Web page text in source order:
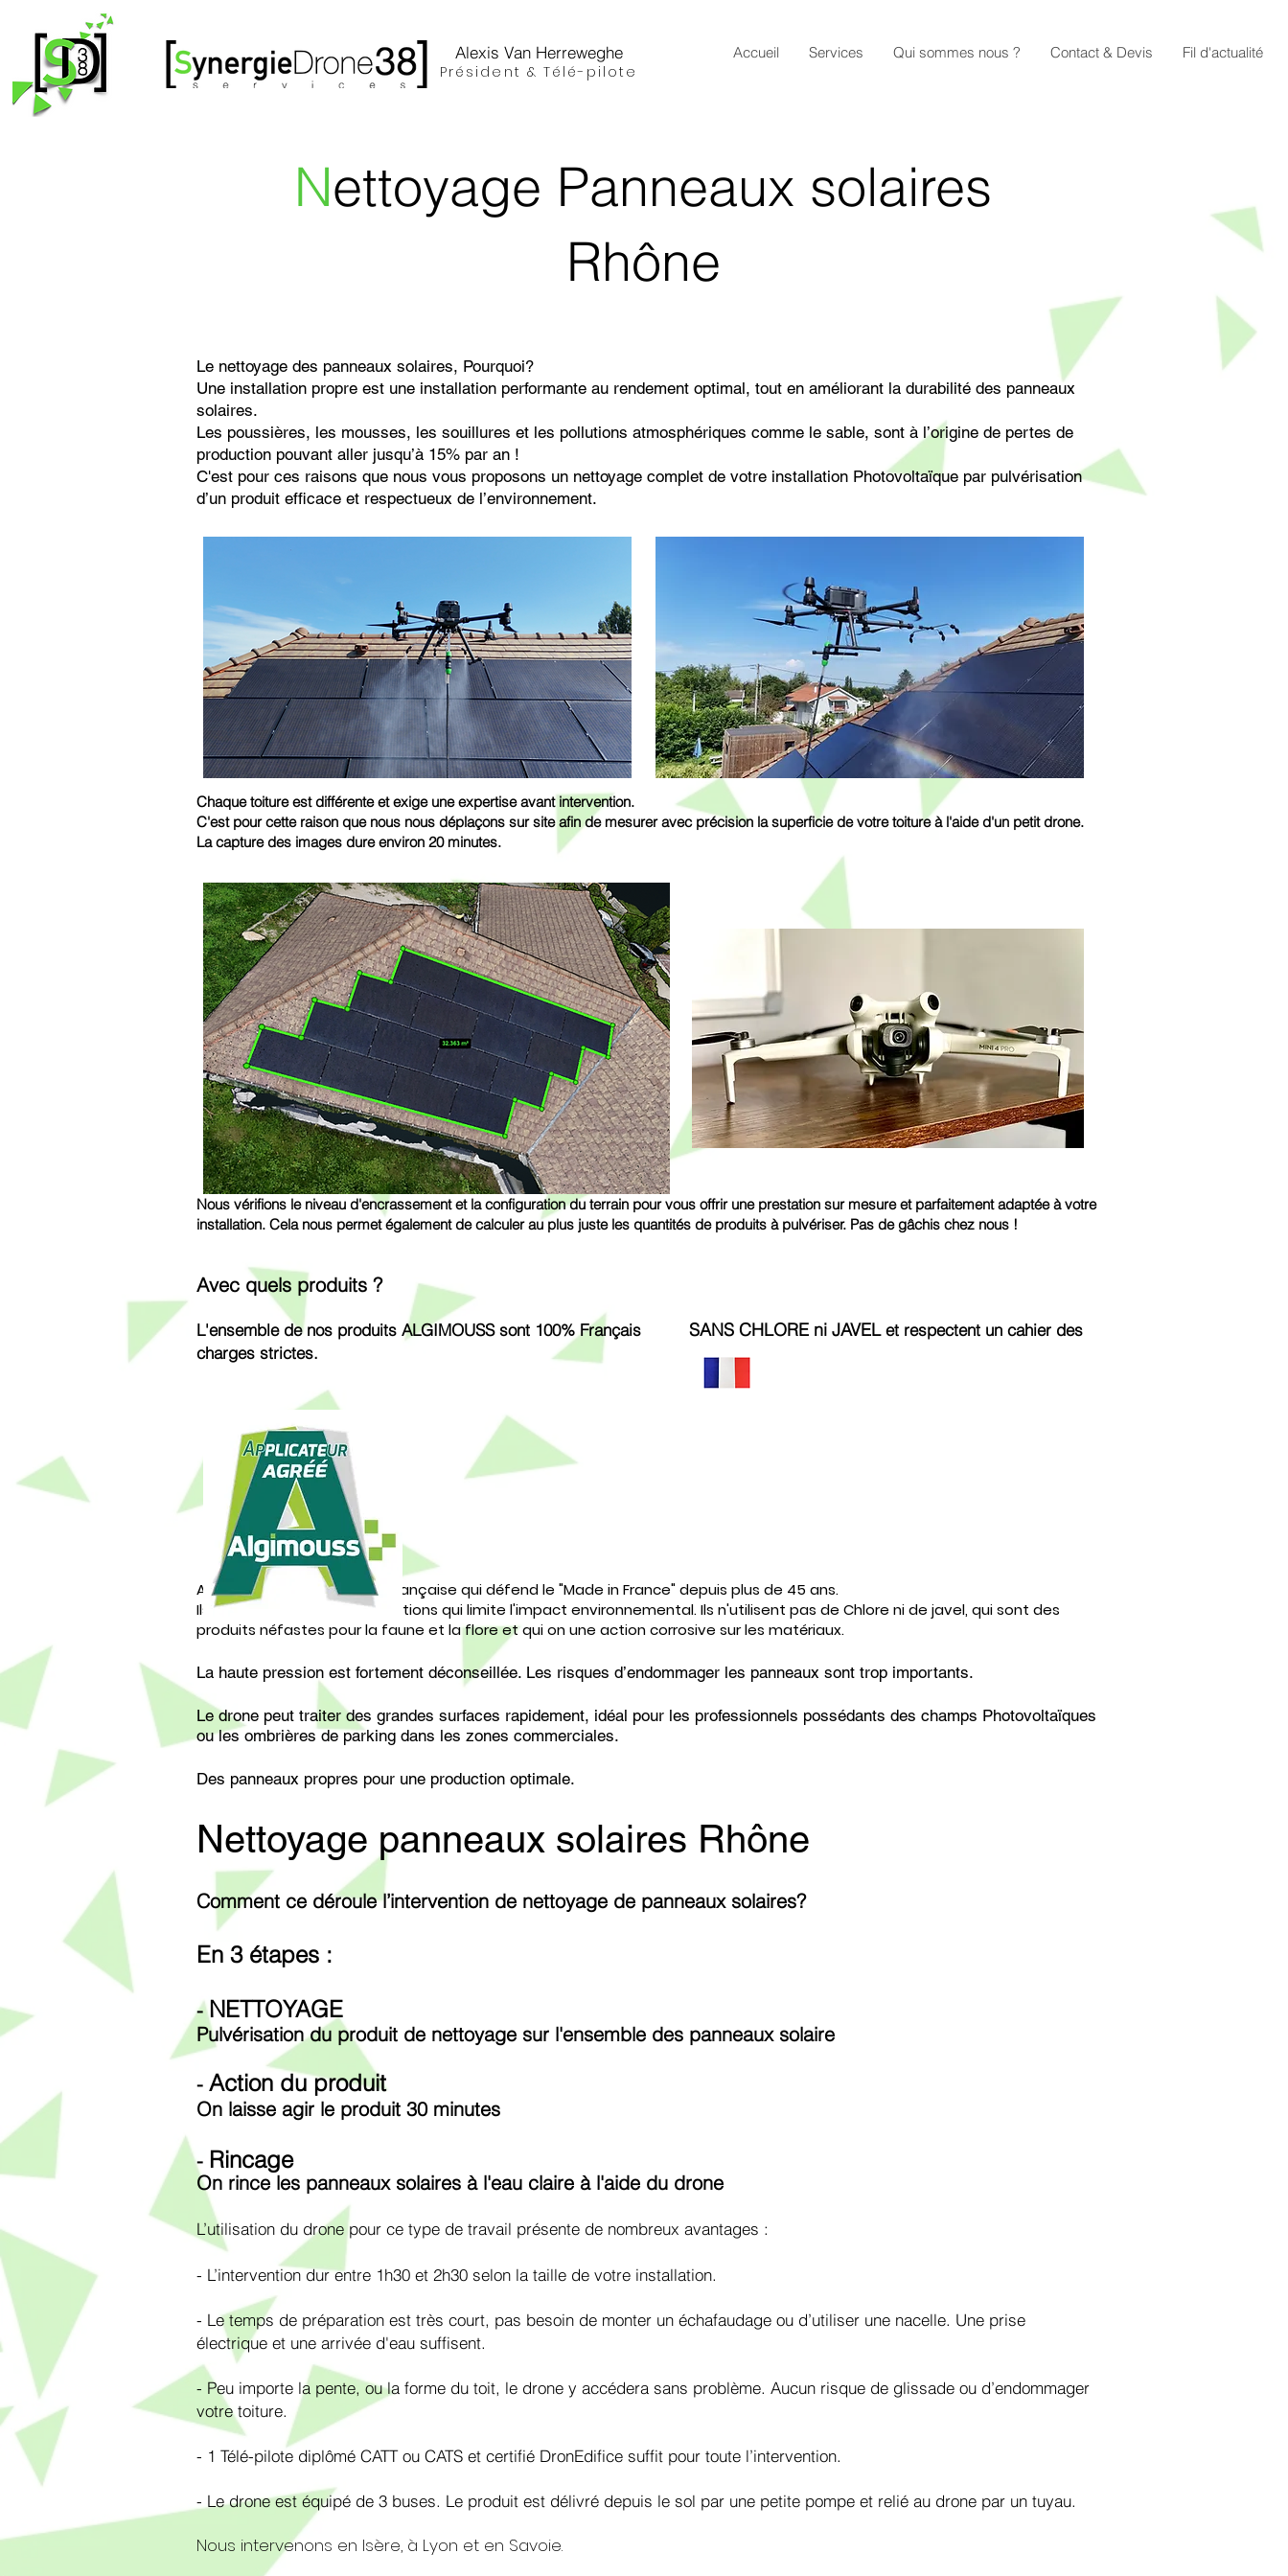
Alexis Van Herreweghe Accueil Services Qui sommes nous ? Contact & Devis Fil d'actualité
Président & Télé-pilote
Nettoyage Panneaux solaires
Rhône
Le nettoyage des panneaux solaires, Pourquoi?
Une installation propre est une installation performante au rendement optimal, tout en améliorant la durabilité des panneaux
solaires.
Les poussières, les mousses, les souillures et les pollutions atmosphériques comme le sable, sont à l’origine de pertes de
production pouvant aller jusqu’à 15% par an !
C'est pour ces raisons que nous vous proposons un nettoyage complet de votre installation Photovoltaïque par pulvérisation
d’un produit efficace et respectueux de l’environnement.
Chaque toitureestdifférente et exige une expertise avant intervention.
C'est pour cette raison que nous nous déplaçons sur site afin de mesurer avec précision la superficie de votre toiture à l'aide d'un petit drone.
La capture des images dure environ 20 minutes.
Nous vérifions le niveau d'encrassement et la configuration du terrain pour vous offrir une prestation sur mesure et parfaitement adaptée à votre
installation. Cela nous permet également de calculer au plus juste les quantités de produits à pulvériser. Pas de gâchis chez nous !
Avec quels produits ?
L'ensemble de nos produits ALGIMOUSS sont 100% Français SANS CHLORE ni JAVELet respectent un cahier des
charges strictes.
Algimouss est une société Française qui défend le "Made in France" depuis plus de 45 ans.
Ils travaillent sur des formulations qui limite l'impact environnemental. Ils n'utilisent pas de Chlore ni de javel, qui sont des
produits néfastes pour la faune et la flore et qui on une action corrosive sur les matériaux.
La haute pression est fortement déconseillée. Les risques d’endommager les panneaux sont trop importants.
Le drone peut traiter des grandes surfaces rapidement, idéal pour les professionnels possédants des champs Photovoltaïques
ou les ombrières de parking dans les zones commerciales.
Des panneaux propres pour une production optimale.
​Nettoyage panneaux solaires Rhône
Comment ce déroule l’intervention de nettoyage de panneaux solaires?
En 3 étapes :
-NETTOYAGE
Pulvérisation du produit de nettoyage sur l'ensemble des panneaux solaire
- Action du produit
On laisse agir le produit 30 minutes
- Rincage
On rince les panneaux solaires à l'eau claire à l'aide du drone
L’utilisation du drone pour ce type de travail présente de nombreux avantages :
- L’intervention dur entre 1h30 et 2h30 selon la taille de votre installation.
- Le temps de préparation est très court, pas besoin de monter un échafaudage ou d’utiliser une nacelle. Une prise
électrique et une arrivée d'eau suffisent.
- Peu importe la pente, ou la forme du toit, le drone y accédera sans problème. Aucun risque de glissade ou d’endommager
votre toiture.
- 1 Télé-pilote diplômé CATT ou CATS et certifié DronEdifice suffit pour toute l’intervention.
- Le drone est équipé de 3 buses. Le produit est délivré depuis le sol par une petite pompe et relié au drone par un tuyau.
Nous intervenons en Isère, à Lyon et en Savoie.